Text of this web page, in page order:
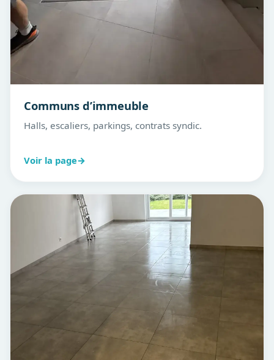
Communs d’immeuble
Halls, escaliers, parkings, contrats syndic.
Voir la page→